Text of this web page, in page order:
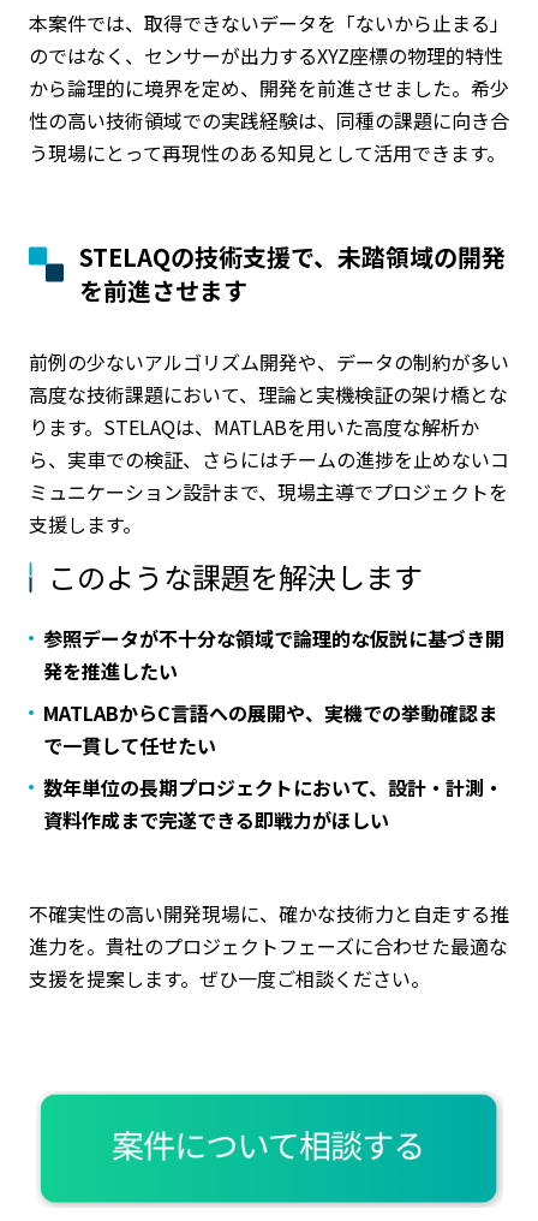
本案件では、取得できないデータを「ないから止まる」
のではなく、センサーが出力するXYZ座標の物理的特性
から論理的に境界を定め、開発を前進させました。希少
性の高い技術領域での実践経験は、同種の課題に向き合
う現場にとって再現性のある知見として活用できます。
STELAQの技術支援で、未踏領域の開発
を前進させます
前例の少ないアルゴリズム開発や、データの制約が多い
高度な技術課題において、理論と実機検証の架け橋とな
ります。STELAQは、MATLABを用いた高度な解析か
ら、実車での検証、さらにはチームの進捗を止めないコ
ミュニケーション設計まで、現場主導でプロジェクトを
支援します。
このような課題を解決します
参照データが不十分な領域で論理的な仮説に基づき開
発を推進したい
MATLABからC言語への展開や、実機での挙動確認ま
で一貫して任せたい
数年単位の長期プロジェクトにおいて、設計・計測・
資料作成まで完遂できる即戦力がほしい
不確実性の高い開発現場に、確かな技術力と自走する推
進力を。貴社のプロジェクトフェーズに合わせた最適な
支援を提案します。ぜひ一度ご相談ください。